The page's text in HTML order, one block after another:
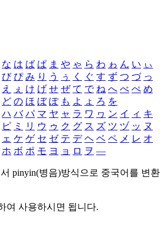
な は ば ぱ ま や ゃ ら わ ゎ ん い ぃ
び ぴ み り う ぅ く ぐ す ず つ づ っ
え ぇ け げ せ ぜ て で ね へ べ ぺ め
ど の ほ ぼ ぽ も よ ょ ろ を
ハ バ パ マ ヤ ャ ラ ワ ヮ ン イ ィ キ
ピ ミ リ ウ ゥ ク グ ス ズ ツ ヅ ッ ヌ
ェ ケ ゲ セ ゼ テ デ ヘ ベ ペ メ レ オ
ホ ボ ポ モ ヨ ョ ロ ヲ ―
pinyin(병음)방식으로 중국어를 변환
여 사용하시면 됩니다.